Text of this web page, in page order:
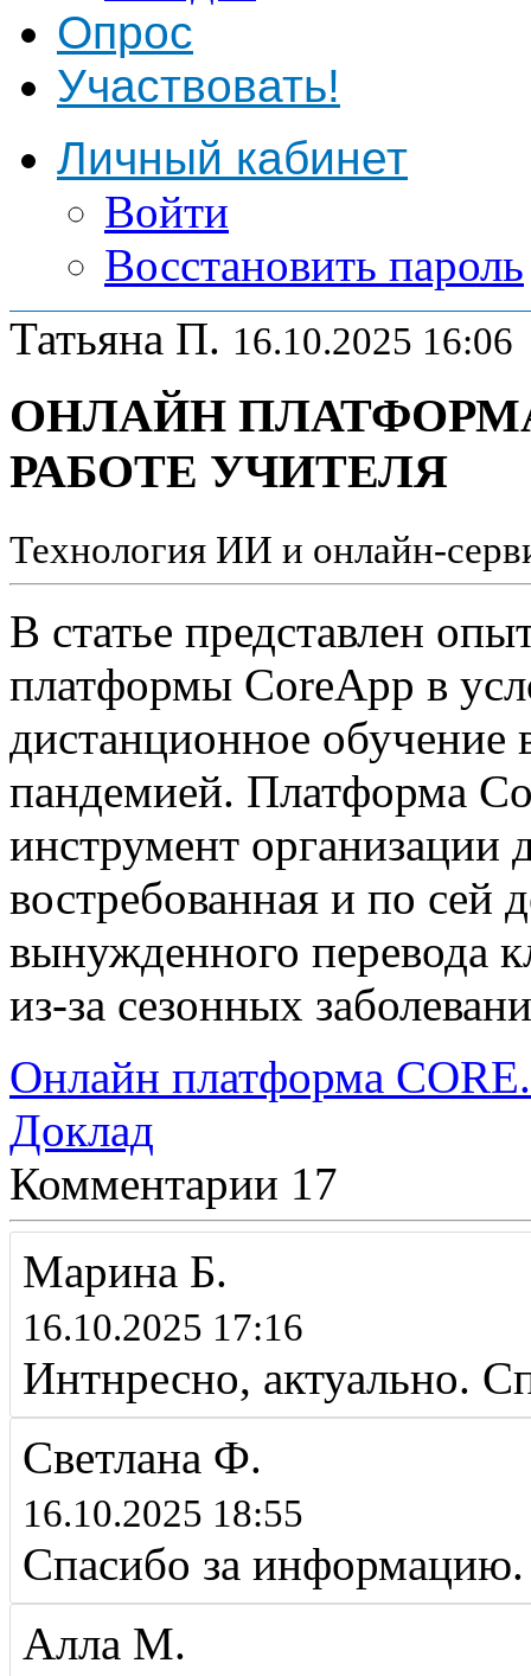
Опрос
Участвовать!
Личный кабинет
Войти
Восстановить пароль
Татьяна П. 16.10.2025 16:06
ОНЛАЙН
РАБОТЕ УЧИТЕЛЯ
Технология ИИ и онлайн-
В статье представлен
платформы CoreApp в
дистанционное обучение
пандемией. Платформа
инструмент организации
востребованная и по сей
вынужденного перевода
из-за сезонных
Онлайн платформа
Доклад
Комментарии 17
Марина Б.
16.10.2025 17:16
Интнресно, актуально.
Светлана Ф.
16.10.2025 18:55
Спасибо за информацию.
Алла М.